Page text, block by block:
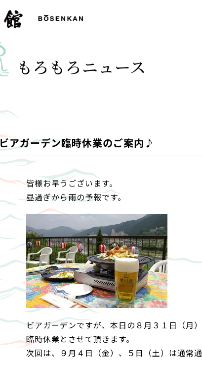
もろもろニュース
ビアガーデン臨時休業のご案内♪
皆様お早うございます。
昼過ぎから雨の予報です。
ビアガーデンですが、本日の８月３１日（月
臨時休業とさせて頂きます。
次回は、９月４日（金）、５日（土）は通常通